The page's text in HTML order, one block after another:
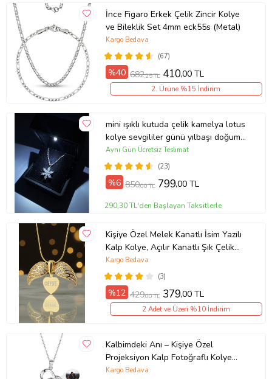
İnce Figaro Erkek Çelik Zincir Kolye
ve Bileklik Set 4mm eck55s (Metal)
(67)
Kargo Bedava
%40 682,25 TL 410,00 TL
2. Ürüne %15 İndirim
mini ışıklı kutuda çelik kamelya lotus
kolye sevgililer günü yılbaşı doğum
günü hediyesi (Gümüş)
(23)
Aynı Gün Ücretsiz Teslimat
%6 850,00 TL 799,00 TL
290,30 TL'den Başlayan Taksitlerle
Kişiye Özel Melek Kanatlı İsim Yazılı
Kalp Kolye, Açılır Kanatlı Şık Çelik
Kolye Sevgililer günü, Eşe, Anneye,
Arkadaşa (Gold)
(3)
Kargo Bedava
%12 429,00 TL 379,00 TL
2 Adet ve Üzeri %10 İndirim
Kalbimdeki Anı – Kişiye Özel
Projeksiyon Kalp Fotoğraflı Kolye
(Gümüş Gri)
Kargo Bedava